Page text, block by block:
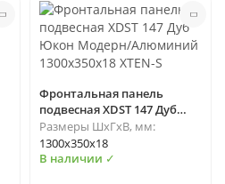
Фронтальная панель
подвесная XDST 147 Дуб
Юкон Модерн/Алюминий
1300х350х18 XTEN-S
Размеры ШхГхВ, мм:
1300х350х18
В наличии ✓